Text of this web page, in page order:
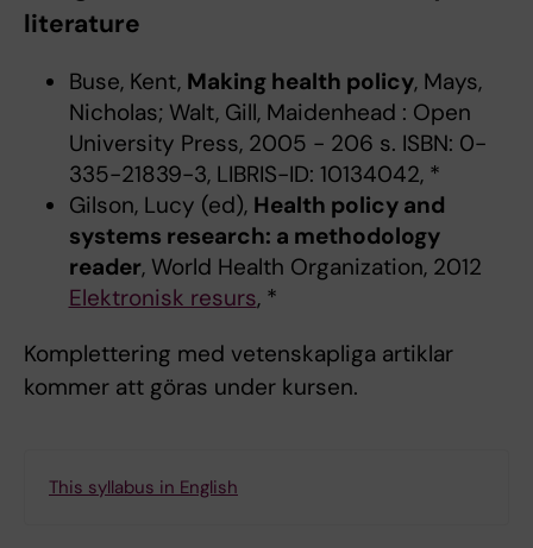
literature
Buse, Kent, Making health policy, Mays,
Nicholas; Walt, Gill, Maidenhead : Open
University Press, 2005 - 206 s. ISBN: 0-
335-21839-3, LIBRIS-ID: 10134042, *
Gilson, Lucy (ed), Health policy and
systems research: a methodology
reader, World Health Organization, 2012
Elektronisk resurs, *
Komplettering med vetenskapliga artiklar
kommer att göras under kursen.
This syllabus in English